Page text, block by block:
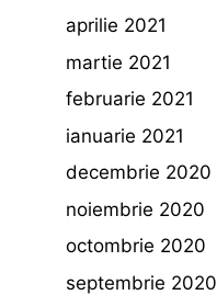
aprilie 2021
martie 2021
februarie 2021
ianuarie 2021
decembrie 2020
noiembrie 2020
octombrie 2020
septembrie 2020